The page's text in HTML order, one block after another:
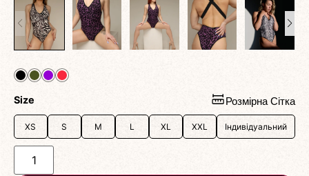
Size Розмірна Сітка
XS S M L XL XXL Індивідуальний